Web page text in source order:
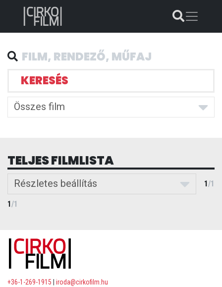
KERESÉS
Összes film
TELJES FILMLISTA
Részletes beállítás 1/1
1/1
+36-1-269-1915
iroda@cirkofilm.hu